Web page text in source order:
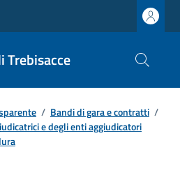
Trebisacce
/ Bandi di gara e contratti /
e degli enti aggiudicatori